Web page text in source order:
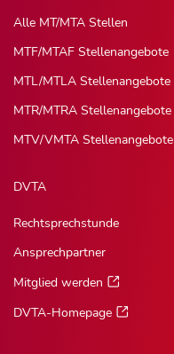
Alle MT/MTA Stellen
MTF/MTAF Stellenangebote
MTL/MTLA Stellenangebote
MTR/MTRA Stellenangebote
MTV/VMTA Stellenangebote
DVTA
Rechtsprechstunde
Ansprechpartner
Mitglied werden
DVTA-Homepage